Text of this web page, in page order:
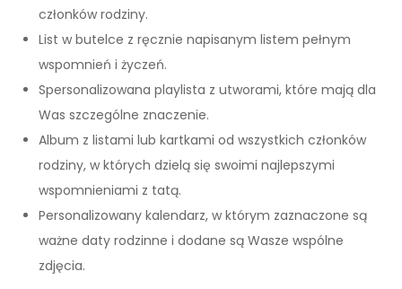
członków rodziny.
List w butelce z ręcznie napisanym listem pełnym
wspomnień i życzeń.
Spersonalizowana playlista z utworami, które mają dla
Was szczególne znaczenie.
Album z listami lub kartkami od wszystkich członków
rodziny, w których dzielą się swoimi najlepszymi
wspomnieniami z tatą.
Personalizowany kalendarz, w którym zaznaczone są
ważne daty rodzinne i dodane są Wasze wspólne
zdjęcia.